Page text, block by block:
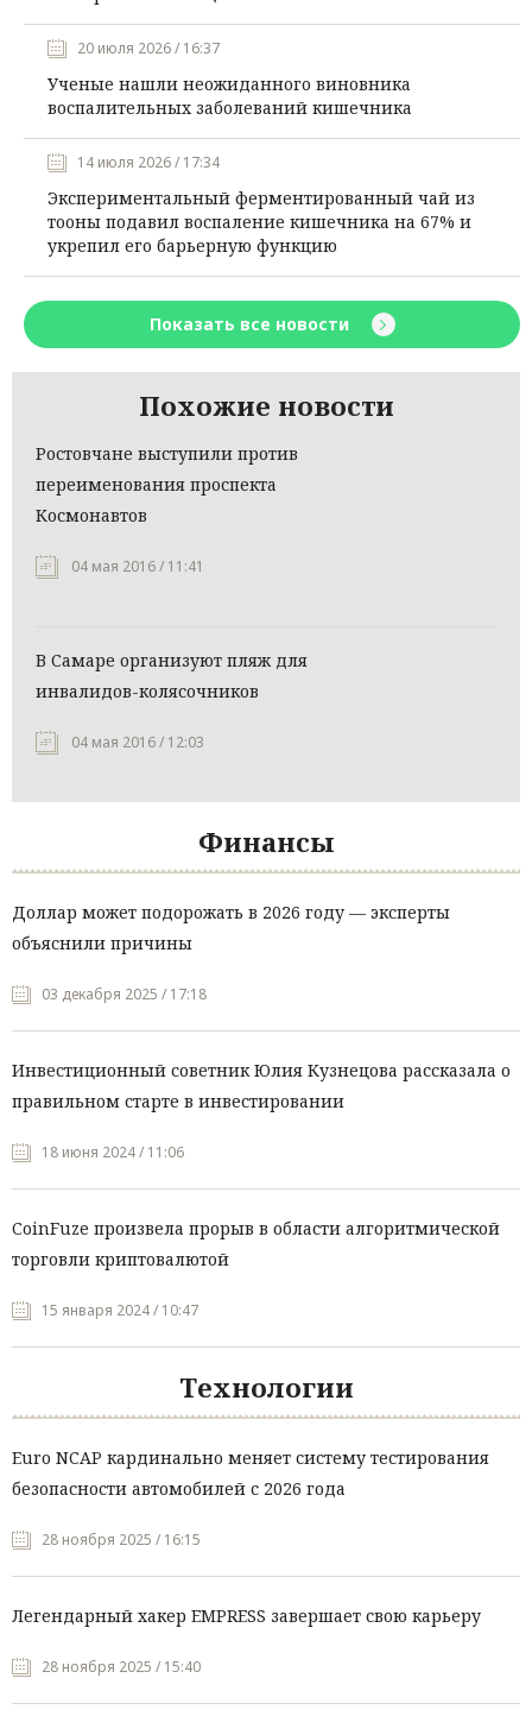
20 июля 2026 / 16:37
Ученые нашли неожиданного виновника
воспалительных заболеваний кишечника
14 июля 2026 / 17:34
Экспериментальный ферментированный чай из
тооны подавил воспаление кишечника на 67% и
укрепил его барьерную функцию
Показать все новости
Похожие новости
Ростовчане выступили против
переименования проспекта
Космонавтов
04 мая 2016 / 11:41
В Самаре организуют пляж для
инвалидов-колясочников
04 мая 2016 / 12:03
Финансы
Доллар может подорожать в 2026 году — эксперты
объяснили причины
03 декабря 2025 / 17:18
Инвестиционный советник Юлия Кузнецова рассказала о
правильном старте в инвестировании
18 июня 2024 / 11:06
CoinFuze произвела прорыв в области алгоритмической
торговли криптовалютой
15 января 2024 / 10:47
Технологии
Euro NCAP кардинально меняет систему тестирования
безопасности автомобилей с 2026 года
28 ноября 2025 / 16:15
Легендарный хакер EMPRESS завершает свою карьеру
28 ноября 2025 / 15:40